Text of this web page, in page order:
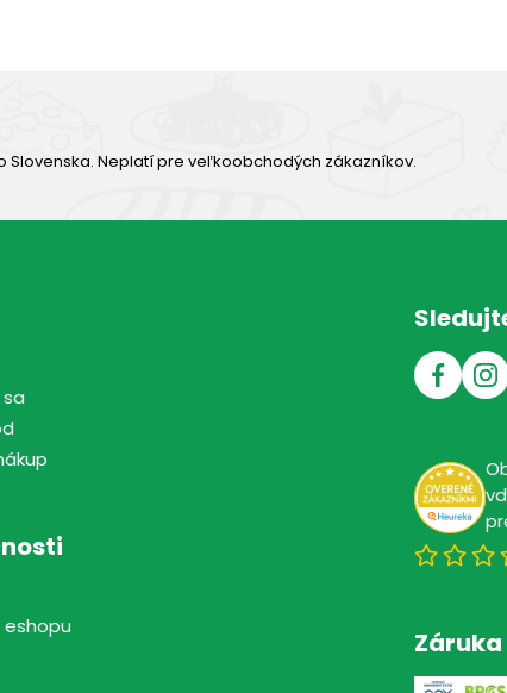
Neplatí pre veľkoobchodých zákazníkov.